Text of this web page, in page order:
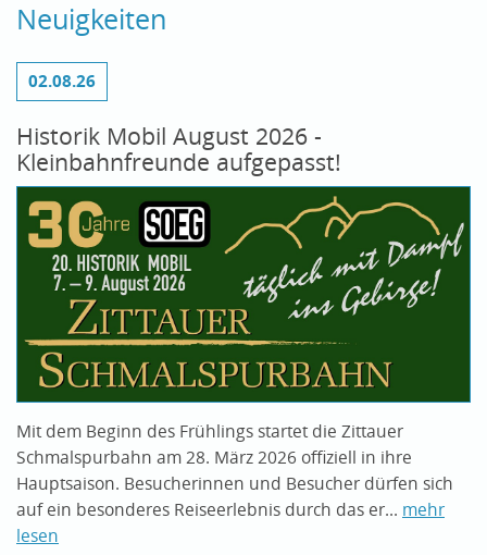
Neuigkeiten
02.08.26
Historik Mobil August 2026 -
Kleinbahnfreunde aufgepasst!
Mit dem Beginn des Frühlings startet die Zittauer
Schmalspurbahn am 28. März 2026 offiziell in ihre
Hauptsaison. Besucherinnen und Besucher dürfen sich
auf ein besonderes Reiseerlebnis durch das er... mehr
lesen